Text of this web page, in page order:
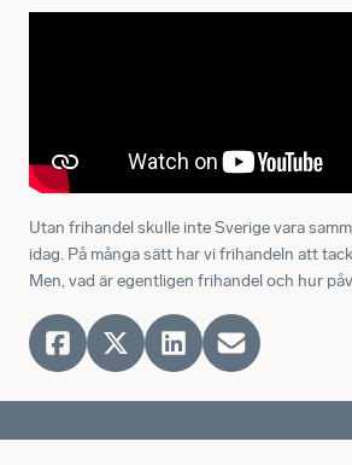
Utan frihandel skulle inte Sverige vara
idag. På många sätt har vi frihandeln att
Men, vad är egentligen frihandel och hur